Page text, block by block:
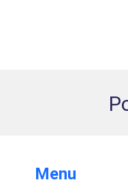
Menu